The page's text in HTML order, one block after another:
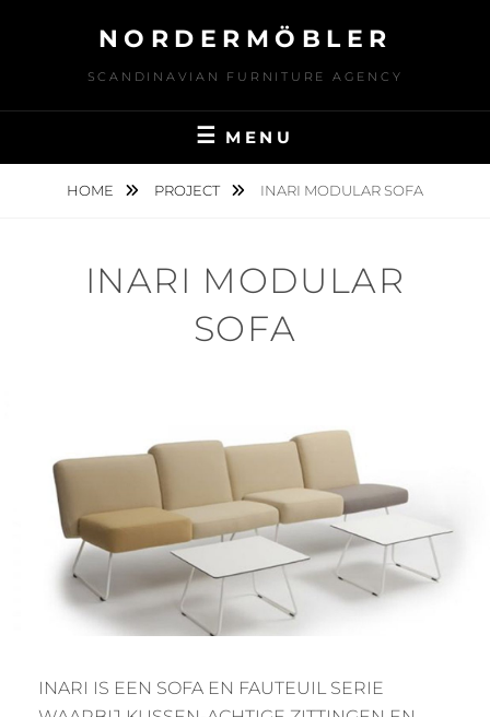
NORDERMÖBLER
SCANDINAVIAN FURNITURE AGENCY
MENU
HOME PROJECT INARI MODULAR SOFA
INARI MODULAR
SOFA
INARI IS EEN SOFA EN FAUTEUIL SERIE